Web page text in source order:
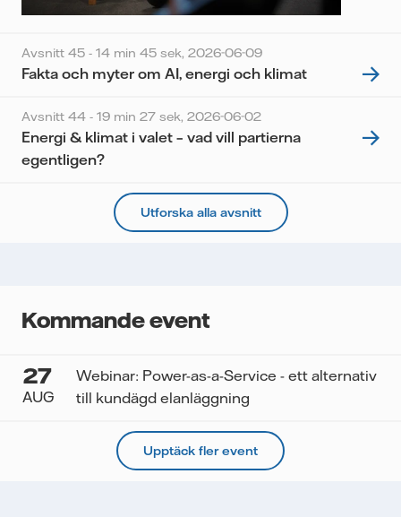
Avsnitt 45 - 14 min 45 sek, 2026-06-09
Fakta och myter om AI, energi och klimat
Avsnitt 44 - 19 min 27 sek, 2026-06-02
Energi & klimat i valet – vad vill partierna
egentligen?
Utforska alla avsnitt
Kommande event
27
AUG
Webinar: Power-as-a-Service - ett alternativ
till kundägd elanläggning
Upptäck fler event